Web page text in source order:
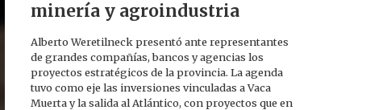
minería y agroindustria
Alberto Weretilneck presentó ante representantes
de grandes compañías, bancos y agencias los
proyectos estratégicos de la provincia. La agenda
tuvo como eje las inversiones vinculadas a Vaca
Muerta y la salida al Atlántico, con proyectos que en